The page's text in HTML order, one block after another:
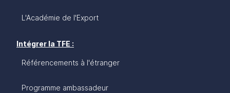
L'Académie de l'Export
Intégrer la TFE :
Référencements à l'étranger
Programme ambassadeur